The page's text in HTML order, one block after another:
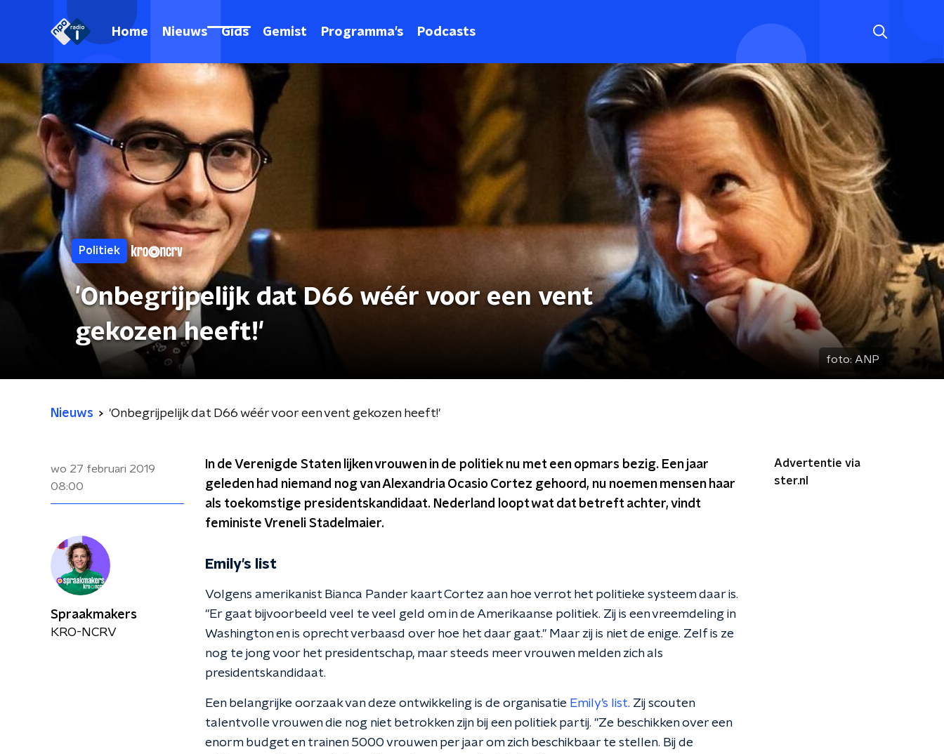
Home Nieuws Gids Gemist Programma's Podcasts
Politiek
'Onbegrijpelijk dat D66 wéér voor een vent
gekozen heeft!'
foto: ANP
Nieuws 'Onbegrijpelijk dat D66 wéér voor een vent gekozen heeft!'
wo 27 februari 2019
08:00
In de Verenigde Staten lijken vrouwen in de politiek nu met een opmars bezig. Een jaar
geleden had niemand nog van Alexandria Ocasio Cortez gehoord, nu noemen mensen haar
als toekomstige presidentskandidaat. Nederland loopt wat dat betreft achter, vindt
feministe Vreneli Stadelmaier.
Emily's list
Volgens amerikanist Bianca Pander kaart Cortez aan hoe verrot het politieke systeem daar is.
''Er gaat bijvoorbeeld veel te veel geld om in de Amerikaanse politiek. Zij is een vreemdeling in
Washington en is oprecht verbaasd over hoe het daar gaat.'' Maar zij is niet de enige. Zelf is ze
nog te jong voor het presidentschap, maar steeds meer vrouwen melden zich als
presidentskandidaat.
Een belangrijke oorzaak van deze ontwikkeling is de organisatie Emily’s list. Zij scouten
talentvolle vrouwen die nog niet betrokken zijn bij een politiek partij. ''Ze beschikken over een
enorm budget en trainen 5000 vrouwen per jaar om zich beschikbaar te stellen. Bij de
Advertentie via
ster.nl
Spraakmakers
KRO-NCRV